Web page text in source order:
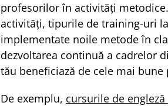
profesorilor în activități
activități, tipurile de training-uri
implementate noile metode în
dezvoltarea continuă a cadrelor
tău beneficiază de cele mai
De exemplu, cursurile de